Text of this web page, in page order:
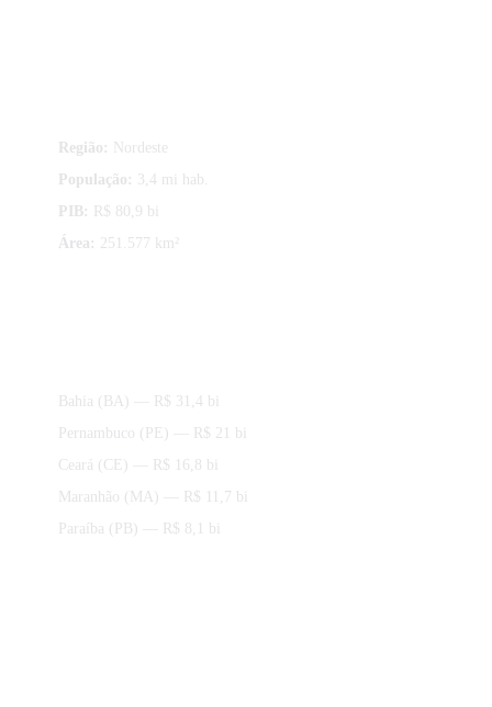
Região: Nordeste
População:
3,4 mi hab.
PIB:
R$ 80,9 bi
Área: 251.577 km²
Bahia (BA) — R$ 31,4 bi
Pernambuco (PE) — R$ 21 bi
Ceará (CE) — R$ 16,8 bi
Maranhão (MA) — R$ 11,7 bi
Paraíba (PB) — R$ 8,1 bi